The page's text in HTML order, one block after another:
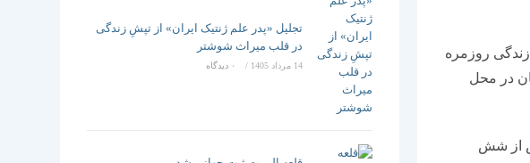
روزمره
در محل
باغ را که بیش از شش
تجلیل «پدر علم ژنتیک ایران» از تپشِ زندگی
در قلب میراث شوشتر
14 مرداد 1405 / ۰ دیدگاه